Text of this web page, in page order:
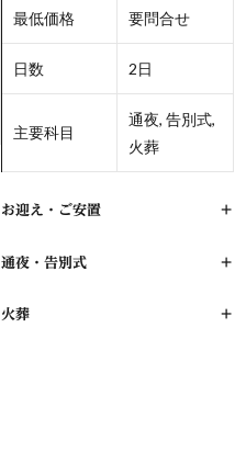
最低価格 要問合せ
日数 2日
主要科目
通夜, 告別式,
火葬
お迎え・ご安置 +
通夜・告別式 +
火葬 +